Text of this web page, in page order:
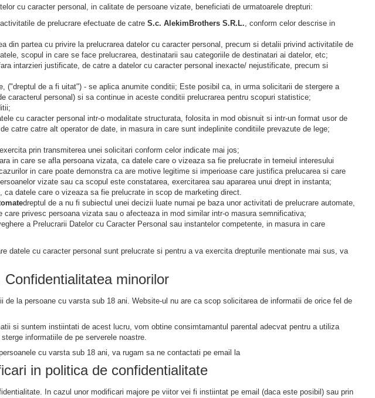
cu caracter personal, in calitate de persoane vizate, beneficiati de urmatoarele drepturi:
de prelucrare efectuate de catre S.c. AlekimBrothers S.R.L., conform celor descrise in
din partea cu privire la prelucrarea datelor cu caracter personal, precum si detalii privind activitatile de
scopul in care se face prelucrarea, destinatarii sau categoriile de destinatari ai datelor, etc;
intarzieri justificate, de catre a datelor cu caracter personal inexacte/ nejustificate, precum si
("dreptul de a fi uitat") - se aplica anumite conditii; Este posibil ca, in urma solicitarii de stergere a
caracterul personal) si sa continue in aceste conditii prelucrarea pentru scopuri statistice;
cu caracter personal intr-o modalitate structurata, folosita in mod obisnuit si intr-un format usor de
catre catre alt operator de date, in masura in care sunt indeplinite conditiile prevazute de lege;
prin transmiterea unei solicitari conform celor indicate mai jos;
in care se afla persoana vizata, ca datele care o vizeaza sa fie prelucrate in temeiul interesului
in care poate demonstra ca are motive legitime si imperioase care justifica prelucarea si care
vizate sau ca scopul este constatarea, exercitarea sau apararea unui drept in instanta;
datele care o vizeaza sa fie prelucrate in scop de marketing direct.
dreptul de a nu fi subiectul unei decizii luate numai pe baza unor activitati de prelucrare automate,
privesc persoana vizata sau o afecteaza in mod similar intr-o masura semnificativa;
a Prelucrarii Datelor cu Caracter Personal sau instantelor competente, in masura in care
datele cu caracter personal sunt prelucrate si pentru a va exercita drepturile mentionate mai sus, va
Confidentialitatea minorilor
la persoane cu varsta sub 18 ani. Website-ul nu are ca scop solicitarea de informatii de orice fel de
si suntem instiintati de acest lucru, vom obtine consimtamantul parental adecvat pentru a utiliza
informatiile de pe serverele noastre.
cu varsta sub 18 ani, va rugam sa ne contactati pe email la
in politica de confidentialitate
In cazul unor modificari majore pe viitor vei fi instiintat pe email (daca este posibil) sau prin